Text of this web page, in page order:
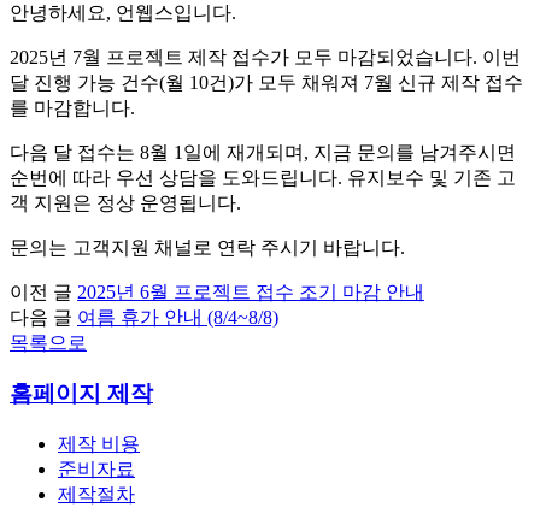
안녕하세요, 언웹스입니다.
2025년 7월 프로젝트 제작 접수가 모두 마감되었습니다. 이번
달 진행 가능 건수(월 10건)가 모두 채워져 7월 신규 제작 접수
를 마감합니다.
다음 달 접수는 8월 1일에 재개되며, 지금 문의를 남겨주시면
순번에 따라 우선 상담을 도와드립니다. 유지보수 및 기존 고
객 지원은 정상 운영됩니다.
문의는 고객지원 채널로 연락 주시기 바랍니다.
이전 글 2025년 6월 프로젝트 접수 조기 마감 안내
다음 글 여름 휴가 안내 (8/4~8/8)
목록으로
홈페이지 제작
제작 비용
준비자료
제작절차